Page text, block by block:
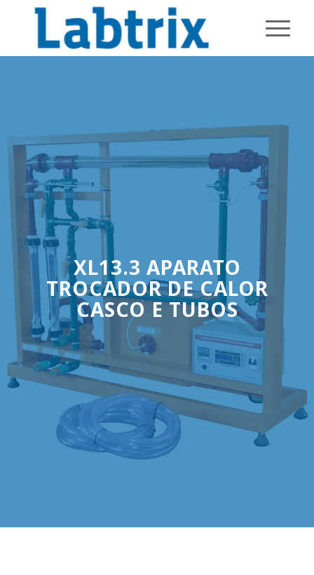
XL13.3 APARATO
TROCADOR DE CALOR
CASCO E TUBOS